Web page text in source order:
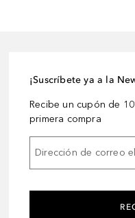
¡Suscríbete ya a la
Recibe un cupón de
primera compra
Dirección de correo